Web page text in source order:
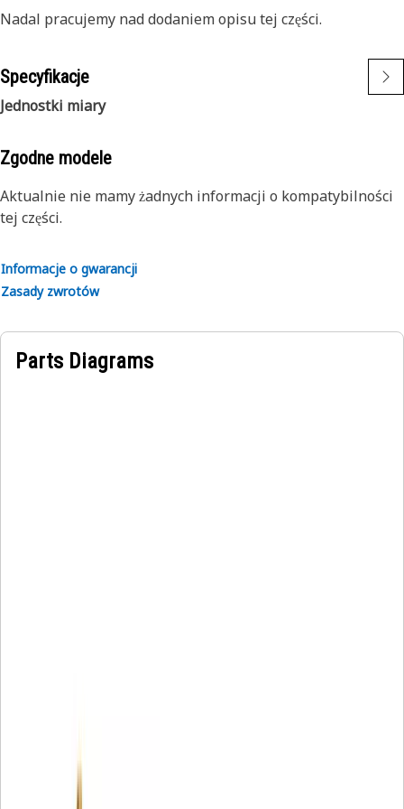
Nadal pracujemy nad dodaniem opisu tej części.
Specyfikacje
Jednostki miary
Zgodne modele
Aktualnie nie mamy żadnych informacji o kompatybilności
tej części.
Informacje o gwarancji
Zasady zwrotów
Parts Diagrams